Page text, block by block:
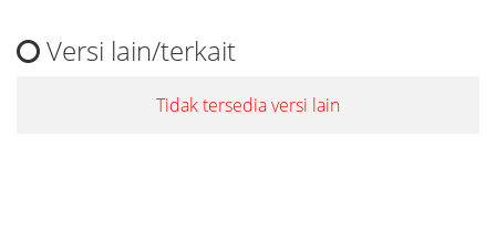
Versi lain/terkait
Tidak tersedia versi lain